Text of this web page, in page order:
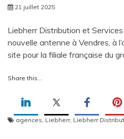
21 juillet 2025
Liebherr Distribution et
nouvelle antenne à Vendres, à
site pour la filiale française du
Share this...
agences Liebherr, Liebherr